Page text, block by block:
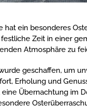
hat ein besonderes
Zeit in einer
Atmosphäre zu
geschaffen, um
Erholung und
eine Übernachtung im